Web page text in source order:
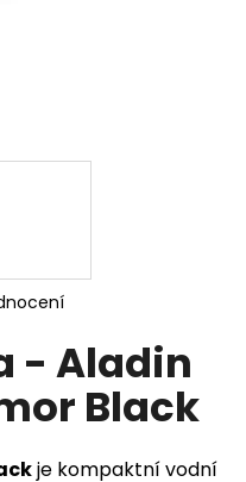
- Aladin
Black
je kompaktní vodní